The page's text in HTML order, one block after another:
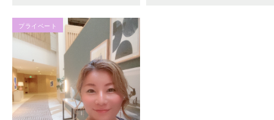
プライベート